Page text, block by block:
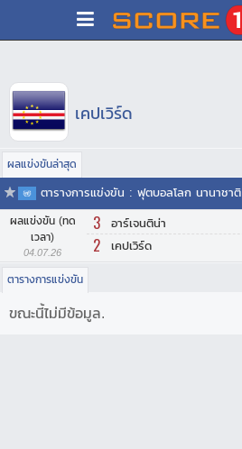
เคปเวิร์ด
ผลแข่งขันล่าสุด
ตารางการแข่งขัน : ฟุตบอลโลก นานาชาติ
ผลแข่งขัน (ทด
เวลา)
04.07.26
3 อาร์เจนติน่า
2 เคปเวิร์ด
ตารางการแข่งขัน
ขณะนี้ไม่มีข้อมูล.